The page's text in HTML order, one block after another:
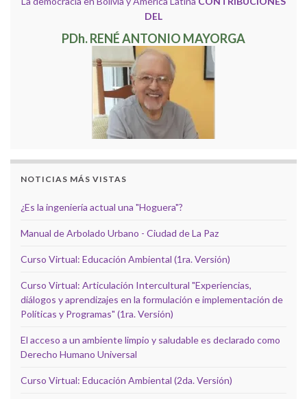
DEL
PDh. RENÉ ANTONIO MAYORGA
NOTICIAS MÁS VISTAS
¿Es la ingeniería actual una "Hoguera"?
Manual de Arbolado Urbano - Ciudad de La Paz
Curso Virtual: Educación Ambiental (1ra. Versión)
Curso Virtual: Articulación Intercultural "Experiencias,
diálogos y aprendizajes en la formulación e implementación de
Políticas y Programas" (1ra. Versión)
El acceso a un ambiente limpio y saludable es declarado como
Derecho Humano Universal
Curso Virtual: Educación Ambiental (2da. Versión)